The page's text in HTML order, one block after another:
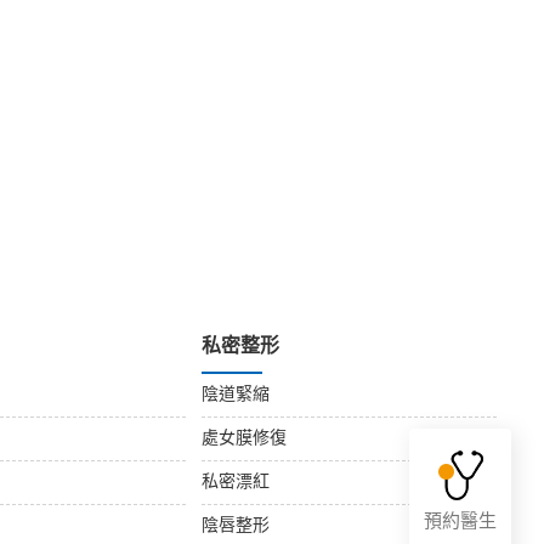
私密整形
陰道緊縮
處女膜修復
私密漂紅
陰唇整形 預約醫生